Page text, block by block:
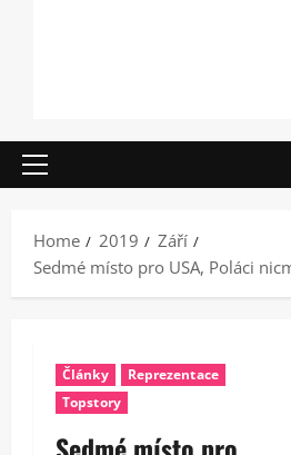
Primary
Home
2019
Září
Sedmé místo pro USA, Poláci
Články
Reprezentace
Topstory